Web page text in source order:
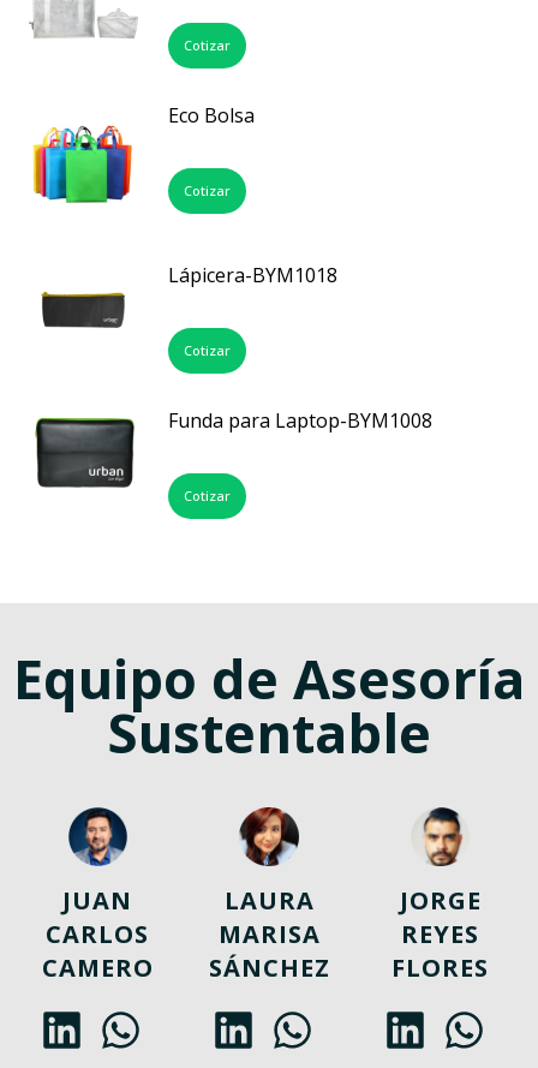
Cotizar
Eco Bolsa
Cotizar
Lápicera-BYM1018
Cotizar
Funda para Laptop-BYM1008
Cotizar
Equipo de Asesoría
Sustentable
JUAN
CARLOS
CAMERO
LAURA
MARISA
SÁNCHEZ
JORGE
REYES
FLORES